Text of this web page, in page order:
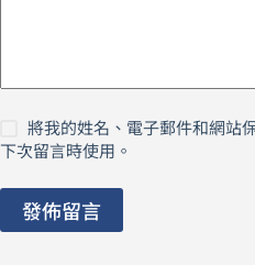
將我的姓名、電子郵件和網站
下次留言時使用。
發佈留言